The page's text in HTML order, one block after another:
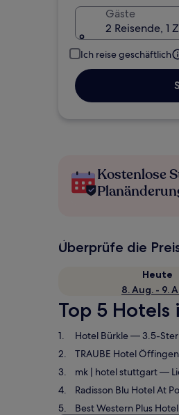
Gäste
2 Reisende, 1
Ich reise geschäftlich
Kostenlose
Überprüfe die
Heute
8. Aug. - 9.
Top 5
Hotel Bürkle— 3.5-
TRAUBE Hotel Öffingen
mk | hotel stuttgart—
Radisson Blu Hotel At
Best Western Plus